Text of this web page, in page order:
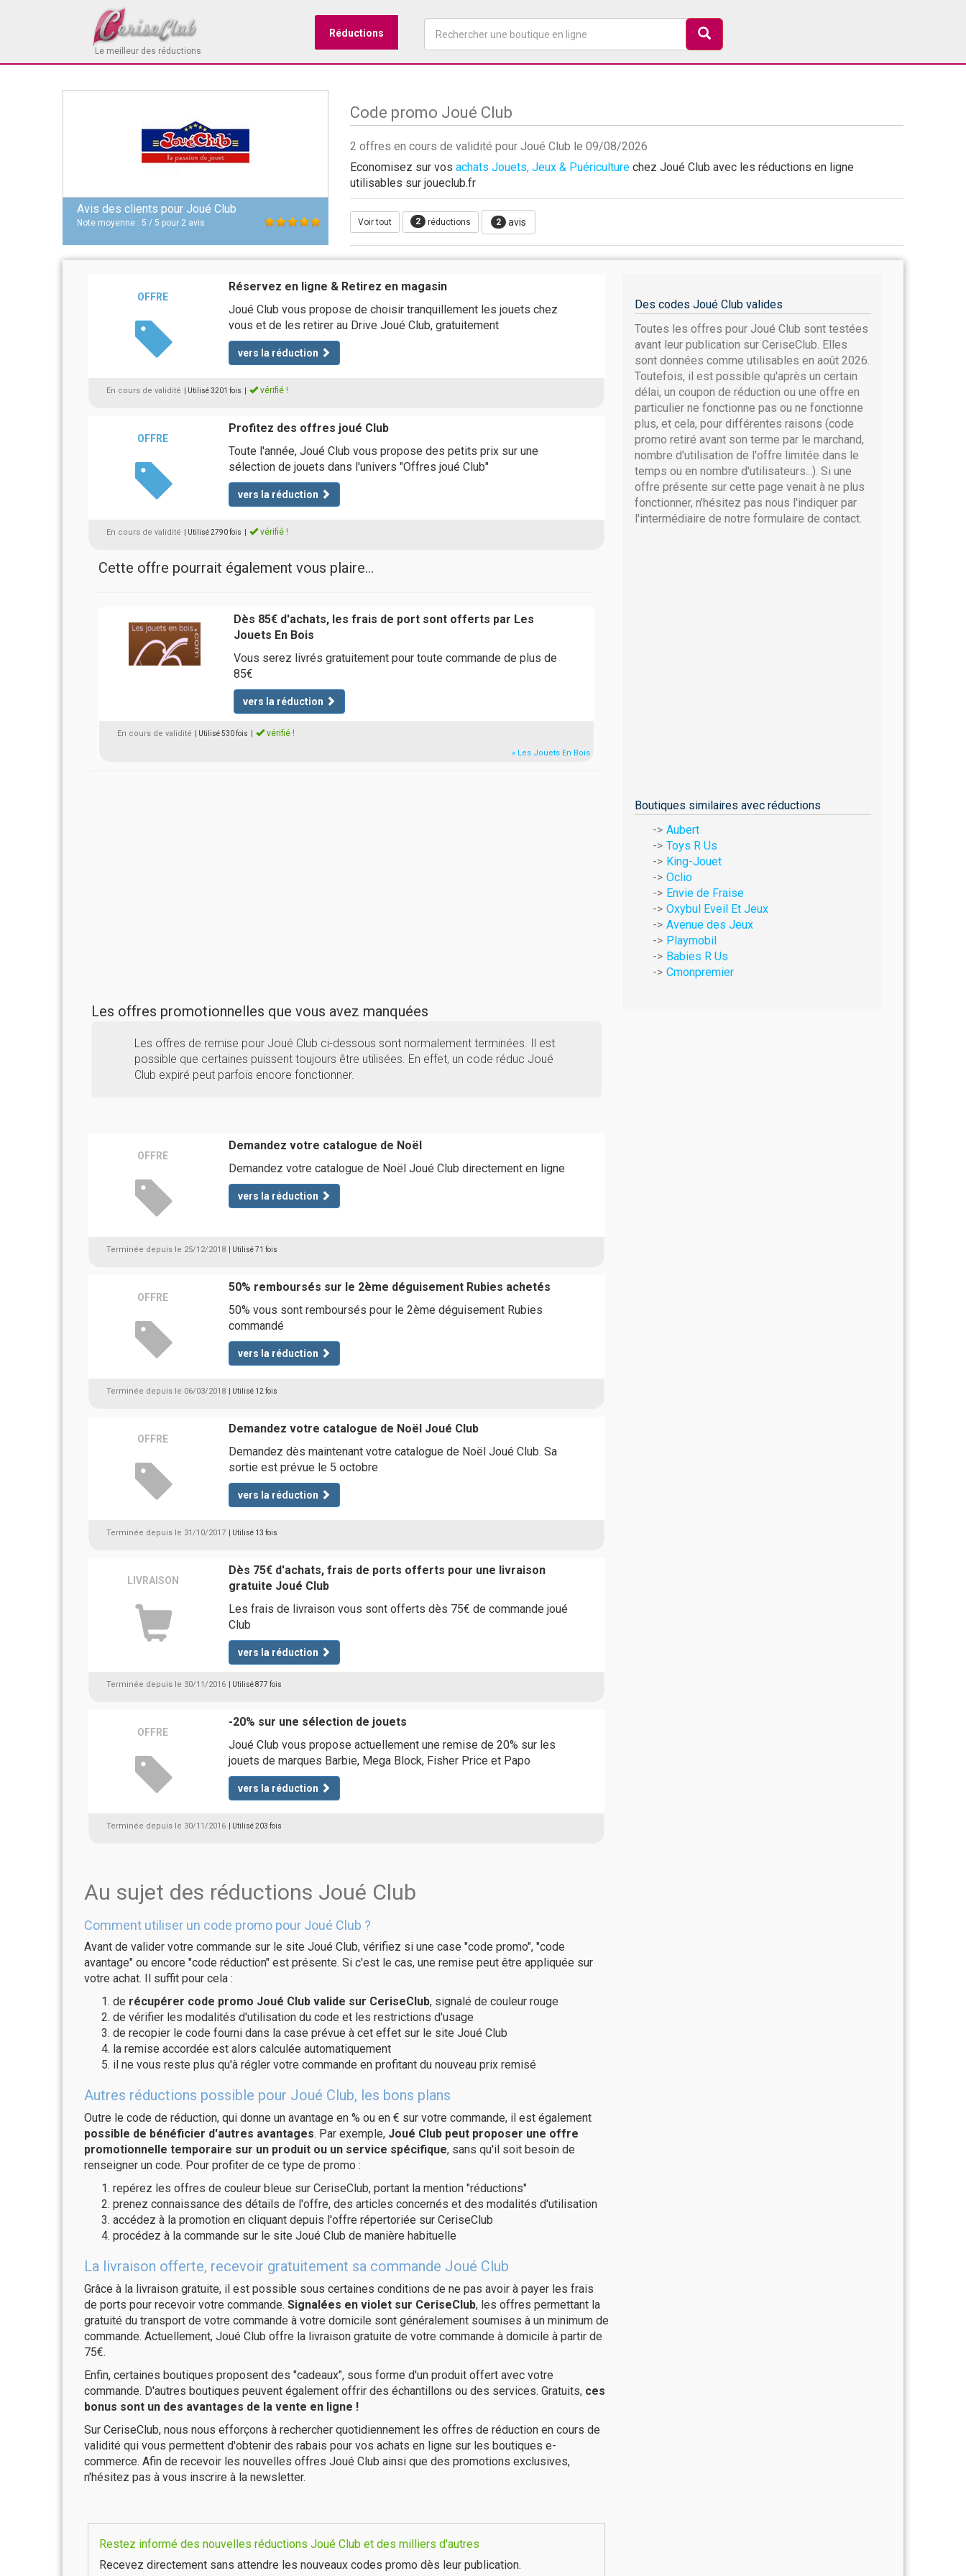
Le meilleur des réductions
Réductions
Avis des clients pour Joué Club
Note moyenne : 5 / 5 pour 2 avis
Code promo Joué Club
2 offres en cours de validité pour Joué Club le 09/08/2026
Economisez sur vos achats Jouets, Jeux & Puériculture chez Joué Club avec les réductions en ligne
utilisables sur joueclub.fr
Voir tout 2 réductions 2 avis
OFFRE
Réservez en ligne & Retirez en magasin
Joué Club vous propose de choisir tranquillement les jouets chez
vous et de les retirer au Drive Joué Club, gratuitement
vers la réduction
En cours de validité | Utilisé 3201 fois vérifié !
OFFRE
Profitez des offres joué Club
Toute l'année, Joué Club vous propose des petits prix sur une
sélection de jouets dans l'univers "Offres joué Club"
vers la réduction
En cours de validité | Utilisé 2790 fois vérifié !
Cette offre pourrait également vous plaire...
Dès 85€ d'achats, les frais de port sont offerts par Les
Jouets En Bois
Vous serez livrés gratuitement pour toute commande de plus de
85€
vers la réduction
En cours de validité | Utilisé 530 fois vérifié !
» Les Jouets En Bois
Les offres promotionnelles que vous avez manquées
Les offres de remise pour Joué Club ci-dessous sont normalement terminées. Il est
possible que certaines puissent toujours être utilisées. En effet, un code réduc Joué
Club expiré peut parfois encore fonctionner.
OFFRE
Demandez votre catalogue de Noël
Demandez votre catalogue de Noël Joué Club directement en ligne
vers la réduction
Terminée depuis le 25/12/2018 | Utilisé 71 fois
OFFRE
50% remboursés sur le 2ème déguisement Rubies achetés
50% vous sont remboursés pour le 2ème déguisement Rubies
commandé
vers la réduction
Terminée depuis le 06/03/2018 | Utilisé 12 fois
OFFRE
Demandez votre catalogue de Noël Joué Club
Demandez dès maintenant votre catalogue de Noël Joué Club. Sa
sortie est prévue le 5 octobre
vers la réduction
Terminée depuis le 31/10/2017 | Utilisé 13 fois
LIVRAISON
Dès 75€ d'achats, frais de ports offerts pour une livraison
gratuite Joué Club
Les frais de livraison vous sont offerts dès 75€ de commande joué
Club
vers la réduction
Terminée depuis le 30/11/2016 | Utilisé 877 fois
OFFRE
-20% sur une sélection de jouets
Joué Club vous propose actuellement une remise de 20% sur les
jouets de marques Barbie, Mega Block, Fisher Price et Papo
vers la réduction
Terminée depuis le 30/11/2016 | Utilisé 203 fois
Au sujet des réductions Joué Club
Comment utiliser un code promo pour Joué Club ?
Avant de valider votre commande sur le site Joué Club, vérifiez si une case "code promo", "code
avantage" ou encore "code réduction" est présente. Si c'est le cas, une remise peut être appliquée sur
votre achat. Il suffit pour cela :
de récupérer code promo Joué Club valide sur CeriseClub, signalé de couleur rouge
de vérifier les modalités d'utilisation du code et les restrictions d'usage
de recopier le code fourni dans la case prévue à cet effet sur le site Joué Club
la remise accordée est alors calculée automatiquement
il ne vous reste plus qu'à régler votre commande en profitant du nouveau prix remisé
Autres réductions possible pour Joué Club, les bons plans
Outre le code de réduction, qui donne un avantage en % ou en € sur votre commande, il est également
possible de bénéficier d'autres avantages. Par exemple, Joué Club peut proposer une offre
promotionnelle temporaire sur un produit ou un service spécifique, sans qu'il soit besoin de
renseigner un code. Pour profiter de ce type de promo :
repérez les offres de couleur bleue sur CeriseClub, portant la mention "réductions"
prenez connaissance des détails de l'offre, des articles concernés et des modalités d'utilisation
accédez à la promotion en cliquant depuis l'offre répertoriée sur CeriseClub
procédez à la commande sur le site Joué Club de manière habituelle
La livraison offerte, recevoir gratuitement sa commande Joué Club
Grâce à la livraison gratuite, il est possible sous certaines conditions de ne pas avoir à payer les frais
de ports pour recevoir votre commande. Signalées en violet sur CeriseClub, les offres permettant la
gratuité du transport de votre commande à votre domicile sont généralement soumises à un minimum de
commande. Actuellement, Joué Club offre la livraison gratuite de votre commande à domicile à partir de
75€.
Enfin, certaines boutiques proposent des "cadeaux", sous forme d'un produit offert avec votre
commande. D'autres boutiques peuvent également offrir des échantillons ou des services. Gratuits, ces
bonus sont un des avantages de la vente en ligne !
Sur CeriseClub, nous nous efforçons à rechercher quotidiennement les offres de réduction en cours de
validité qui vous permettent d'obtenir des rabais pour vos achats en ligne sur les boutiques e-
commerce. Afin de recevoir les nouvelles offres Joué Club ainsi que des promotions exclusives,
n'hésitez pas à vous inscrire à la newsletter.
Restez informé des nouvelles réductions Joué Club et des milliers d'autres
Recevez directement sans attendre les nouveaux codes promo dès leur publication.
Des codes Joué Club valides
Toutes les offres pour Joué Club sont testées
avant leur publication sur CeriseClub. Elles
sont données comme utilisables en août 2026.
Toutefois, il est possible qu'après un certain
délai, un coupon de réduction ou une offre en
particulier ne fonctionne pas ou ne fonctionne
plus, et cela, pour différentes raisons (code
promo retiré avant son terme par le marchand,
nombre d'utilisation de l'offre limitée dans le
temps ou en nombre d'utilisateurs...). Si une
offre présente sur cette page venait à ne plus
fonctionner, n'hésitez pas nous l'indiquer par
l'intermédiaire de notre formulaire de contact.
Boutiques similaires avec réductions
Aubert
Toys R Us
King-Jouet
Oclio
Envie de Fraise
Oxybul Eveil Et Jeux
Avenue des Jeux
Playmobil
Babies R Us
Cmonpremier